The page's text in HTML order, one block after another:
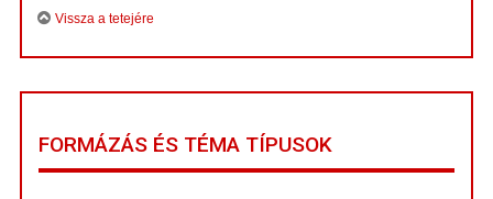
Vissza a tetejére
FORMÁZÁS ÉS TÉMA TÍPUSOK